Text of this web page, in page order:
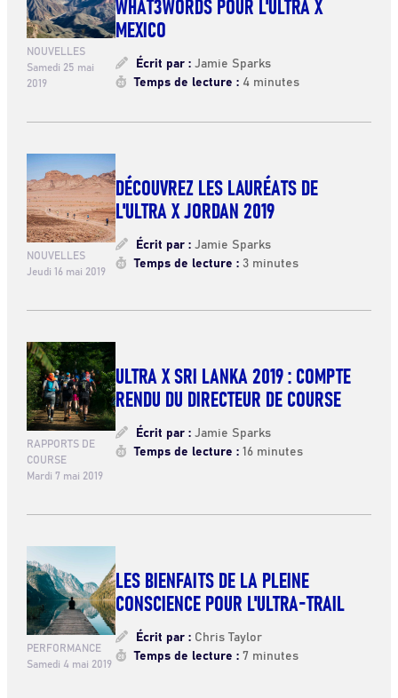
NOUVELLES
Samedi 25 mai
2019
MEXICO
Écrit par :Jamie Sparks
Temps de lecture :4 minutes
NOUVELLES
Jeudi 16 mai 2019
DÉCOUVREZ LES LAURÉATS DE
L'ULTRA X JORDAN 2019
Écrit par :Jamie Sparks
Temps de lecture :3 minutes
RAPPORTS DE
COURSE
Mardi 7 mai 2019
ULTRA X SRI LANKA 2019 : COMPTE
RENDU DU DIRECTEUR DE COURSE
Écrit par :Jamie Sparks
Temps de lecture :16 minutes
PERFORMANCE
Samedi 4 mai 2019
LES BIENFAITS DE LA PLEINE
CONSCIENCE POUR L'ULTRA-TRAIL
Écrit par :Chris Taylor
Temps de lecture :7 minutes